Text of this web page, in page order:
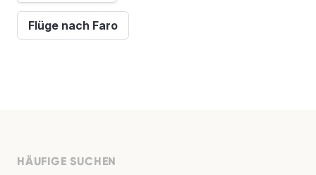
Flüge nach Faro
HÄUFIGE SUCHEN